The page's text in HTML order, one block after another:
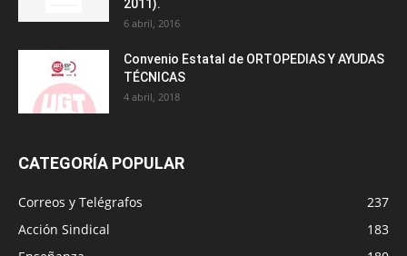
2011).
6 abril, 2016
Convenio Estatal de ORTOPEDIAS Y AYUDAS
TÉCNICAS
4 abril, 2018
CATEGORÍA POPULAR
Correos y Telégrafos
237
Acción Sindical
183